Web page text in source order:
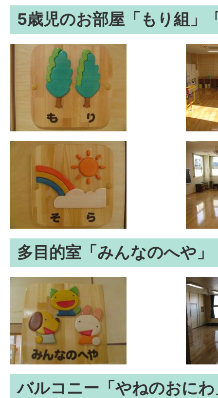
5歳児のお部屋「もり組」
多目的室「みんなのへや」
バルコニー「やねのおに